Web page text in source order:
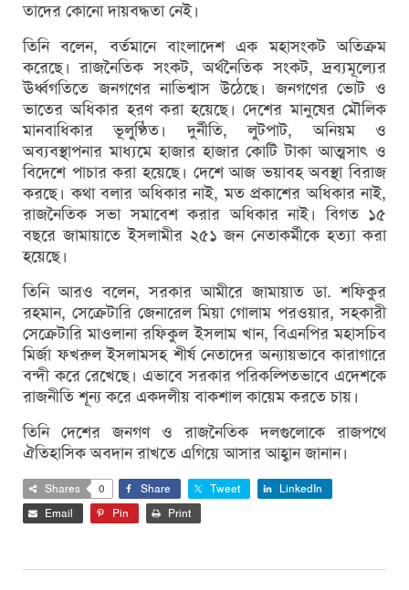
তাদের কোনো দায়বদ্ধতা নেই।
তিনি বলেন, বর্তমানে বাংলাদেশ এক মহাসংকট অতিক্রম
করেছে। রাজনৈতিক সংকট, অর্থনৈতিক সংকট, দ্রব্যমূল্যের
ঊর্ধ্বগতিতে জনগণের নাভিশ্বাস উঠেছে। জনগণের ভোট ও
ভাতের অধিকার হরণ করা হয়েছে। দেশের মানুষের মৌলিক
মানবাধিকার ভূলুণ্ঠিত। দুর্নীতি, লুটপাট, অনিয়ম ও
অব্যবস্থাপনার মাধ্যমে হাজার হাজার কোটি টাকা আত্মসাৎ ও
বিদেশে পাচার করা হয়েছে। দেশে আজ ভয়াবহ অবস্থা বিরাজ
করছে। কথা বলার অধিকার নাই, মত প্রকাশের অধিকার নাই,
রাজনৈতিক সভা সমাবেশ করার অধিকার নাই। বিগত ১৫
বছরে জামায়াতে ইসলামীর ২৫১ জন নেতাকর্মীকে হত্যা করা
হয়েছে।
তিনি আরও বলেন, সরকার আমীরে জামায়াত ডা. শফিকুর
রহমান, সেক্রেটারি জেনারেল মিয়া গোলাম পরওয়ার, সহকারী
সেক্রেটারি মাওলানা রফিকুল ইসলাম খান, বিএনপির মহাসচিব
মির্জা ফখরুল ইসলামসহ শীর্ষ নেতাদের অন্যায়ভাবে কারাগারে
বন্দী করে রেখেছে। এভাবে সরকার পরিকল্পিতভাবে এদেশকে
রাজনীতি শূন্য করে একদলীয় বাকশাল কায়েম করতে চায়।
তিনি দেশের জনগণ ও রাজনৈতিক দলগুলোকে রাজপথে
ঐতিহাসিক অবদান রাখতে এগিয়ে আসার আহ্বান জানান।
Shares 0 Share Tweet
LinkedIn
Email
Pin Print